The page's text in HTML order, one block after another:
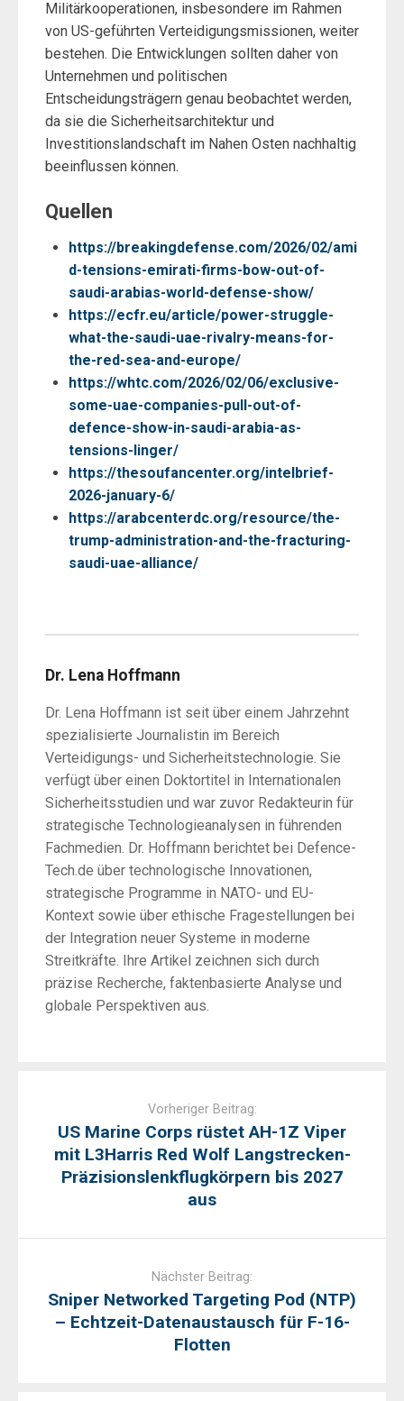
Militärkooperationen, insbesondere im Rahmen
von US-geführten Verteidigungsmissionen, weiter
bestehen. Die Entwicklungen sollten daher von
Unternehmen und politischen
Entscheidungsträgern genau beobachtet werden,
da sie die Sicherheitsarchitektur und
Investitionslandschaft im Nahen Osten nachhaltig
beeinflussen können.
Quellen
https://breakingdefense.com/2026/02/ami
d-tensions-emirati-firms-bow-out-of-
saudi-arabias-world-defense-show/
https://ecfr.eu/article/power-struggle-
what-the-saudi-uae-rivalry-means-for-
the-red-sea-and-europe/
https://whtc.com/2026/02/06/exclusive-
some-uae-companies-pull-out-of-
defence-show-in-saudi-arabia-as-
tensions-linger/
https://thesoufancenter.org/intelbrief-
2026-january-6/
https://arabcenterdc.org/resource/the-
trump-administration-and-the-fracturing-
saudi-uae-alliance/
Dr. Lena Hoffmann
Dr. Lena Hoffmann ist seit über einem Jahrzehnt
spezialisierte Journalistin im Bereich
Verteidigungs- und Sicherheitstechnologie. Sie
verfügt über einen Doktortitel in Internationalen
Sicherheitsstudien und war zuvor Redakteurin für
strategische Technologieanalysen in führenden
Fachmedien. Dr. Hoffmann berichtet bei Defence-
Tech.de über technologische Innovationen,
strategische Programme in NATO- und EU-
Kontext sowie über ethische Fragestellungen bei
der Integration neuer Systeme in moderne
Streitkräfte. Ihre Artikel zeichnen sich durch
präzise Recherche, faktenbasierte Analyse und
globale Perspektiven aus.
Vorheriger Beitrag:
US Marine Corps rüstet AH-1Z Viper
mit L3Harris Red Wolf Langstrecken-
Präzisionslenkflugkörpern bis 2027
aus
Nächster Beitrag:
Sniper Networked Targeting Pod (NTP)
– Echtzeit-Datenaustausch für F-16-
Flotten